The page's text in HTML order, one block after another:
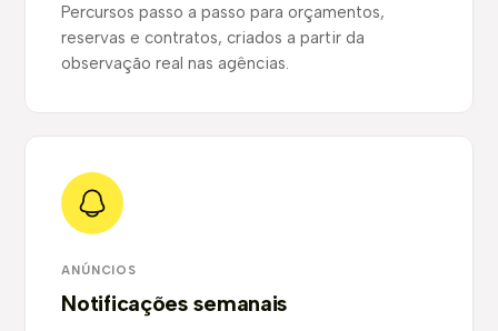
Percursos passo a passo para orçamentos,
reservas e contratos, criados a partir da
observação real nas agências.
ANÚNCIOS
Notificações semanais